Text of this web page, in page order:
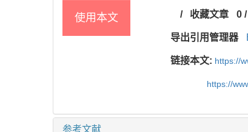
使用本文 / 收藏文章 0
导出引用管理器
链接本文: https://
https://
参考文献